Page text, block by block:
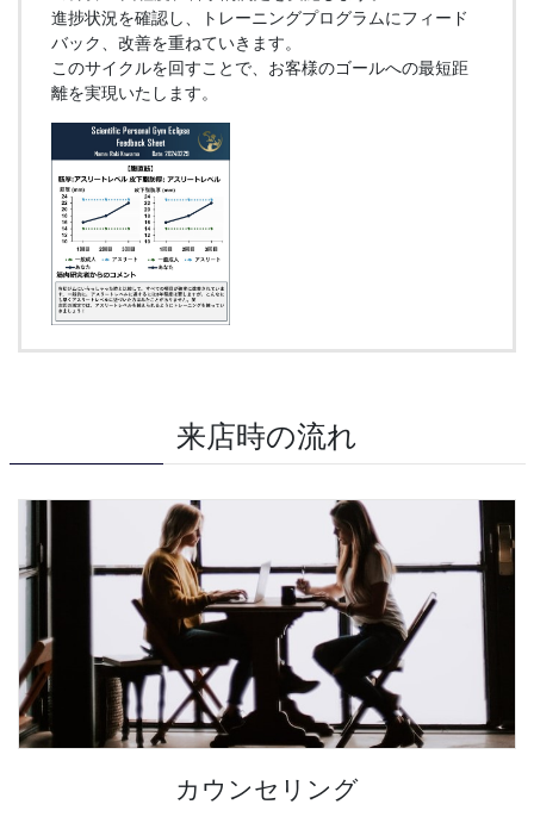
進捗状況を確認し、トレーニングプログラムにフィード
バック、改善を重ねていきます。
このサイクルを回すことで、お客様のゴールへの最短距
離を実現いたします。
来店時の流れ
カウンセリング